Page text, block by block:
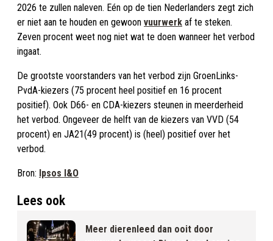
2026 te zullen naleven. Eén op de tien Nederlanders zegt zich
er niet aan te houden en gewoon vuurwerk af te steken.
Zeven procent weet nog niet wat te doen wanneer het verbod
ingaat.
De grootste voorstanders van het verbod zijn GroenLinks-
PvdA-kiezers (75 procent heel positief en 16 procent
positief). Ook D66- en CDA-kiezers steunen in meerderheid
het verbod. Ongeveer de helft van de kiezers van VVD (54
procent) en JA21(49 procent) is (heel) positief over het
verbod.
Bron: Ipsos I&O
Lees ook
Meer dierenleed dan ooit door